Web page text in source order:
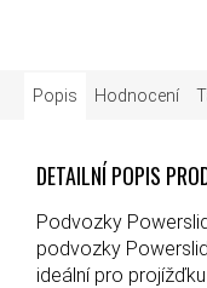
Popis Hodnocení
DETAILNÍ POPIS
Podvozky
podvozky
ideální pro